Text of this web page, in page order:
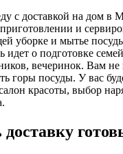
с доставкой на дом в
и
уборке и мытье
идет о подготовке
вечеринок. Вам не
горы посуды. У вас
красоты, выбор
доставку